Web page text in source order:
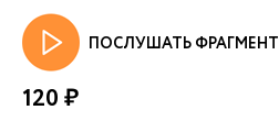
ПОСЛУШАТЬ ФРАГМЕНТ
120 ₽